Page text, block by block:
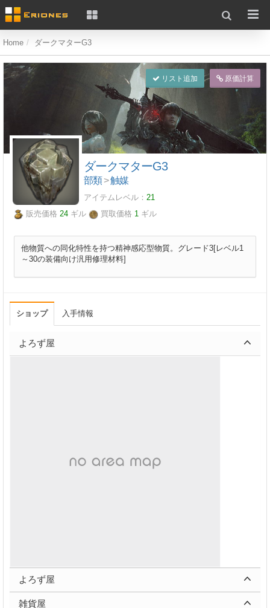
Home ダークマターG3
リスト追加 原価計算
ダークマターG3
部類>触媒
アイテムレベル： 21
販売価格 24 ギル 買取価格 1 ギル
他物質への同化特性を持つ精神感応型物質。グレード3[レベル1
～30の装備向け汎用修理材料]
ショップ 入手情報
よろず屋
よろず屋
雑貨屋